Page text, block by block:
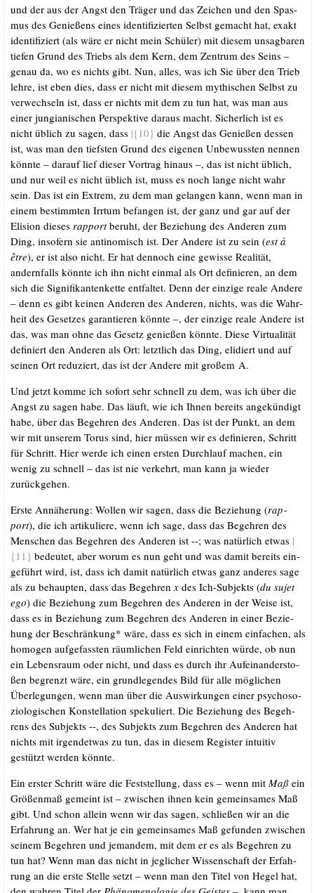
und der aus der Angst den Trä­ger und das Zei­chen und den Spas­
mus des Genie­ßens eines iden­ti­fi­zier­ten Selbst gemacht hat, exakt
iden­ti­fi­ziert (als wäre er nicht mein Schü­ler) mit die­sem unsag­ba­ren
tie­fen Grund des Triebs als dem Kern, dem Zen­trum des Seins –
genau da, wo es nichts gibt. Nun, alles, was ich Sie über den Trieb
leh­re, ist eben dies, dass er nicht mit die­sem mythi­schen Selbst zu
ver­wech­seln ist, dass er nichts mit dem zu tun hat, was man aus
einer jun­gia­ni­schen Per­spek­ti­ve dar­aus macht. Sicher­lich ist es
nicht üblich zu sagen, dass |{10} die Angst das Genie­ßen des­sen
ist, was man den tiefs­ten Grund des eige­nen Unbe­wuss­ten nen­nen
könn­te – dar­auf lief die­ser Vor­trag hin­aus –, das ist nicht üblich,
und nur weil es nicht üblich ist, muss es noch lan­ge nicht wahr
sein. Das ist ein Extrem, zu dem man gelan­gen kann, wenn man in
einem bestimm­ten Irr­tum befan­gen ist, der ganz und gar auf der
Eli­si­on die­ses rap­portberuht, der Bezie­hung des Ande­ren zum
Ding, inso­fern sie anti­no­misch ist. Der Ande­re ist zu sein (est à
être), er ist also nicht. Er hat den­noch eine gewis­se Rea­li­tät,
andern­falls könn­te ich ihn nicht ein­mal als Ort defi­nie­ren, an dem
sich die Signi­fi­kan­ten­ket­te ent­fal­tet. Denn der ein­zi­ge rea­le Ande­re
– denn es gibt kei­nen Ande­ren des Ande­ren, nichts, was die Wahr­
heit des Geset­zes garan­tie­ren könn­te –, der ein­zi­ge rea­le Ande­re ist
das, was man ohne das Gesetz genie­ßen könn­te. Die­se Vir­tua­li­tät
defi­niert den Ande­ren als Ort: letzt­lich das Ding, eli­diert und auf
sei­nen Ort redu­ziert, das ist der Ande­re mit gro­ßem A.
Und jetzt kom­me ich sofort sehr schnell zu dem, was ich über die
Angst zu sagen habe. Das läuft, wie ich Ihnen bereits ange­kün­digt
habe, über das Begeh­ren des Ande­ren. Das ist der Punkt, an dem
wir mit unse­rem Torus sind, hier müs­sen wir es defi­nie­ren, Schritt
für Schritt. Hier wer­de ich einen ers­ten Durch­lauf machen, ein
wenig zu schnell – das ist nie ver­kehrt, man kann ja wie­der
zurückgehen.
Ers­te Annä­he­rung: Wol­len wir sagen, dass die Bezie­hung (rap­
port), die ich arti­ku­lie­re, wenn ich sage, dass das Begeh­ren des
Men­schen das Begeh­ren des Ande­ren ist --; was natür­lich etwas |
{11} bedeu­tet, aber wor­um es nun geht und was damit bereits ein­
ge­führt wird, ist, dass ich damit natür­lich etwas ganz ande­res sage
als zu behaup­ten, dass das Begeh­ren xdes Ich-Sub­jekts (du sujet
ego) die Bezie­hung zum Begeh­ren des Ande­ren in der Wei­se ist,
dass es in Bezie­hung zum Begeh­ren des Ande­ren in einer Bezie­
hung der Beschrän­kung* wäre, dass es sich in einem ein­fa­chen, als
homo­gen auf­ge­fass­ten räum­li­chen Feld ein­rich­ten wür­de, ob nun
ein Lebens­raum oder nicht, und dass es durch ihr Auf­ein­an­der­sto­
ßen begrenzt wäre, ein grund­le­gen­des Bild für alle mög­li­chen
Über­le­gun­gen, wenn man über die Aus­wir­kun­gen einer psy­cho­so­
zio­lo­gi­schen Kon­stel­la­ti­on spe­ku­liert. Die Bezie­hung des Begeh­
rens des Sub­jekts --, des Sub­jekts zum Begeh­ren des Ande­ren hat
nichts mit irgend­et­was zu tun, das in die­sem Regis­ter intui­tiv
gestützt wer­den könnte.
Ein ers­ter Schritt wäre die Fest­stel­lung, dass es – wenn mit Maß ein
Grö­ßen­maß gemeint ist – zwi­schen ihnen kein gemein­sa­mes Maß
gibt. Und schon allein wenn wir das sagen, schlie­ßen wir an die
Erfah­rung an. Wer hat je ein gemein­sa­mes Maß gefun­den zwi­schen
sei­nem Begeh­ren und jeman­dem, mit dem er es als Begeh­ren zu
tun hat? Wenn man das nicht in jeg­li­cher Wis­sen­schaft der Erfah­
rung an die ers­te Stel­le setzt – wenn man den Titel von Hegel hat,